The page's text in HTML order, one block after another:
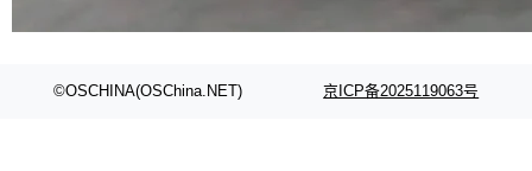
©OSCHINA(OSChina.NET) 京ICP备2025119063号